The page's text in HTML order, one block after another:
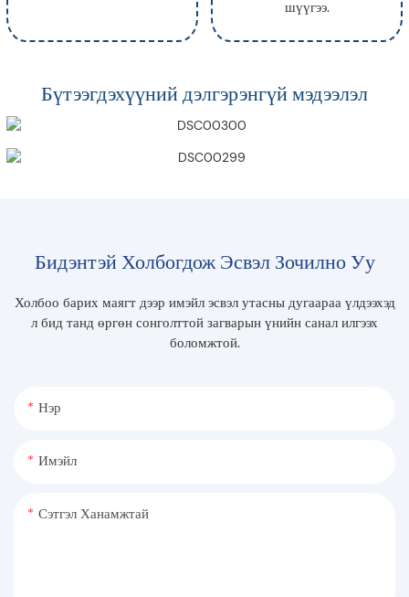
шүүгээ.
Бүтээгдэхүүний дэлгэрэнгүй мэдээлэл
Бидэнтэй Холбогдож Эсвэл Зочилно Уу
Холбоо барих маягт дээр имэйл эсвэл утасны дугаараа үлдээхэд
л бид танд өргөн сонголттой загварын үнийн санал илгээх
боломжтой.
Нэр
Имэйл
Сэтгэл Ханамжтай